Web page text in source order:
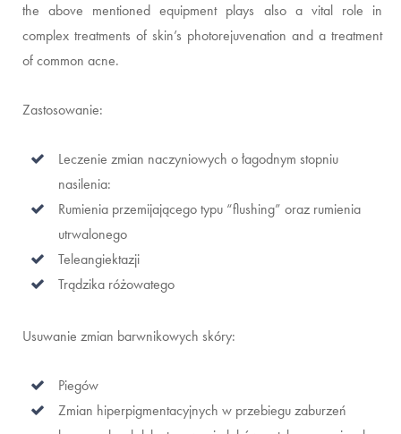
the above mentioned equipment plays also a vital role in
complex treatments of skin’s photorejuvenation and a treatment
of common acne.
Zastosowanie:
Leczenie zmian naczyniowych o łagodnym stopniu
nasilenia:
Rumienia przemijającego typu “flushing” oraz rumienia
utrwalonego
Teleangiektazji
Trądzika różowatego
Usuwanie zmian barwnikowych skóry:
Piegów
Zmian hiperpigmentacyjnych w przebiegu zaburzeń